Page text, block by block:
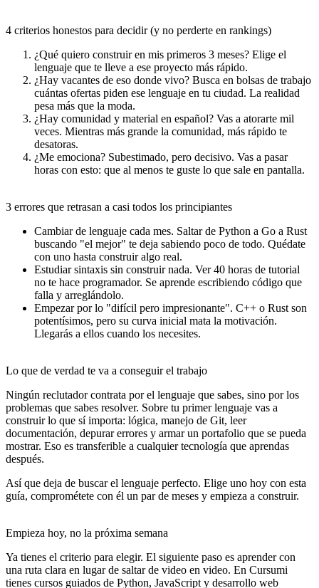
4 criterios honestos para decidir (y no perderte en rankings)
¿Qué quiero construir en mis primeros 3 meses? Elige el
lenguaje que te lleve a ese proyecto más rápido.
¿Hay vacantes de eso donde vivo? Busca en bolsas de trabajo
cuántas ofertas piden ese lenguaje en tu ciudad. La realidad
pesa más que la moda.
¿Hay comunidad y material en español? Vas a atorarte mil
veces. Mientras más grande la comunidad, más rápido te
desatoras.
¿Me emociona? Subestimado, pero decisivo. Vas a pasar
horas con esto: que al menos te guste lo que sale en pantalla.
3 errores que retrasan a casi todos los principiantes
Cambiar de lenguaje cada mes. Saltar de Python a Go a Rust
buscando "el mejor" te deja sabiendo poco de todo. Quédate
con uno hasta construir algo real.
Estudiar sintaxis sin construir nada. Ver 40 horas de tutorial
no te hace programador. Se aprende escribiendo código que
falla y arreglándolo.
Empezar por lo "difícil pero impresionante". C++ o Rust son
potentísimos, pero su curva inicial mata la motivación.
Llegarás a ellos cuando los necesites.
Lo que de verdad te va a conseguir el trabajo
Ningún reclutador contrata por el lenguaje que sabes, sino por los
problemas que sabes resolver. Sobre tu primer lenguaje vas a
construir lo que sí importa: lógica, manejo de Git, leer
documentación, depurar errores y armar un portafolio que se pueda
mostrar. Eso es transferible a cualquier tecnología que aprendas
después.
Así que deja de buscar el lenguaje perfecto. Elige uno hoy con esta
guía, comprométete con él un par de meses y empieza a construir.
Empieza hoy, no la próxima semana
Ya tienes el criterio para elegir. El siguiente paso es aprender con
una ruta clara en lugar de saltar de video en video. En Cursumi
tienes cursos guiados de Python, JavaScript y desarrollo web